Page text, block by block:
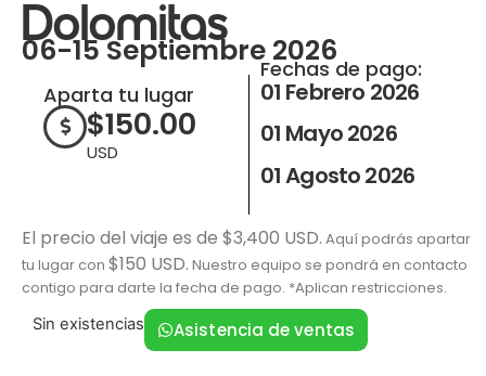
Dolomitas
06-15 Septiembre 2026
Aparta tu lugar
$150.00
USD
Fechas de pago:
01 Febrero 2026
01 Mayo 2026
01 Agosto 2026
El precio del viaje es de $3,400 USD. Aquí podrás apartar
tu lugar con $150 USD. Nuestro equipo se pondrá en contacto
contigo para darte la fecha de pago. *Aplican restricciones.
Sin existencias Asistencia de ventas